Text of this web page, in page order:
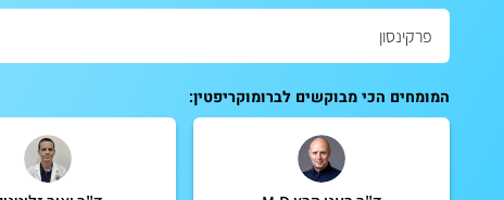
המומחים הכי מבוקשים לברומוקריפטין: